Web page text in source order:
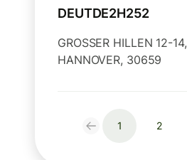
DEUTDE2H252
GROSSER HILLEN 12-14,
HANNOVER, 30659
1 2